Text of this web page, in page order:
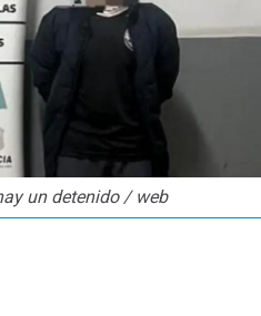
un detenido / web